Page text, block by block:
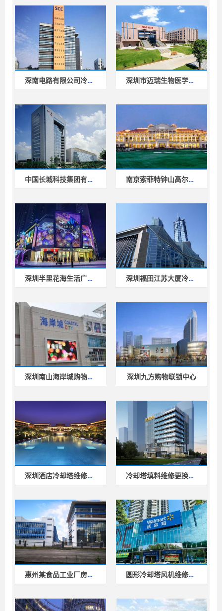
深南电路有限公司冷却塔工程案例 深圳市迈瑞生物医学电子有限公司
中国长城科技集团有限公司冷却塔 南京索菲特钟山高尔夫酒店
深圳半里花海生活广场超静音冷却 深圳福田江苏大厦冷却塔噪音治理
深圳南山海岸城购物广场冷却塔项 深圳九方购物联锁中心
深圳酒店冷却塔维修工程案例 冷却塔填料维修更换工程
惠州某食品工业厂房冷却塔节能效 圆形冷却塔风机维修工程